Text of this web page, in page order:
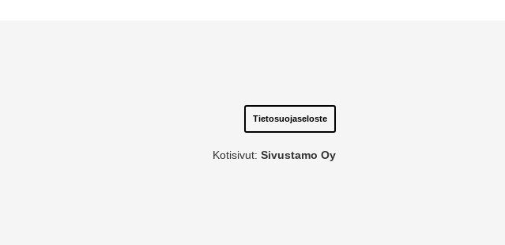
Tietosuojaseloste
Kotisivut: Sivustamo Oy